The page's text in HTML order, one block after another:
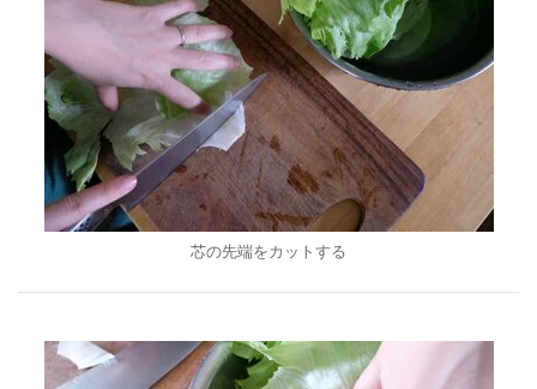
芯の先端をカットする